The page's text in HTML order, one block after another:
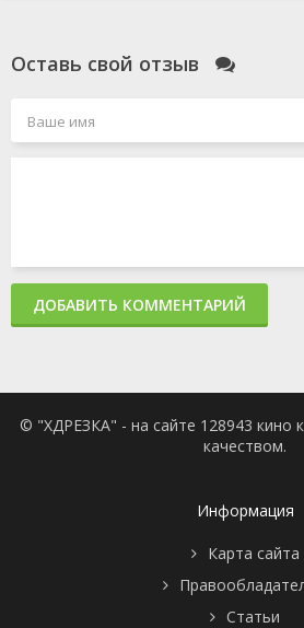
Оставь свой отзыв
ДОБАВИТЬ КОММЕНТАРИЙ
© "ХДРЕЗКА" - на сайте 128943 кино
качеством.
Информация
Карта сайта
Статьи